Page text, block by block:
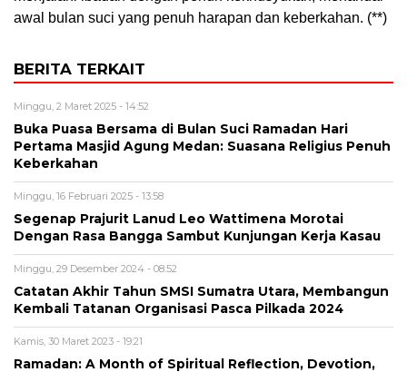
awal bulan suci yang penuh harapan dan keberkahan. (**)
BERITA TERKAIT
Minggu, 2 Maret 2025 - 14:52
Buka Puasa Bersama di Bulan Suci Ramadan Hari
Pertama Masjid Agung Medan: Suasana Religius Penuh
Keberkahan
Minggu, 16 Februari 2025 - 13:58
Segenap Prajurit Lanud Leo Wattimena Morotai
Dengan Rasa Bangga Sambut Kunjungan Kerja Kasau
Minggu, 29 Desember 2024 - 08:52
Catatan Akhir Tahun SMSI Sumatra Utara, Membangun
Kembali Tatanan Organisasi Pasca Pilkada 2024
Kamis, 30 Maret 2023 - 19:21
Ramadan: A Month of Spiritual Reflection, Devotion,